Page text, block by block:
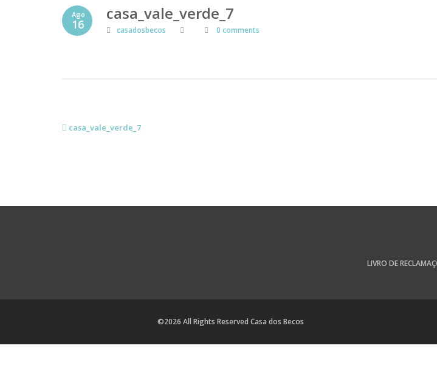
Ago
16
casa_vale_verde_7
casadosbecos 0 comments
casa_vale_verde_7
LIVRO DE
©2026 All Rights Reserved Casa dos Becos